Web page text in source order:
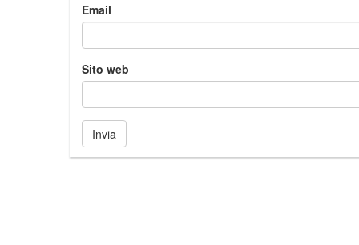
Email
Sito web
Invia